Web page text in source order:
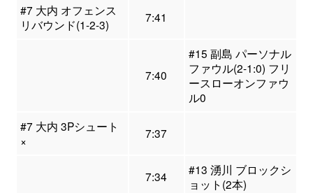
#7 大内 オフェンス
リバウンド(1-2-3)
7:41
7:40
#15 副島 パーソナル
ファウル(2-1:0) フリ
ースローオンファウ
ル0
#7 大内 3Pシュート
×
7:37
7:34
#13 湧川 ブロックシ
ョット(2本)